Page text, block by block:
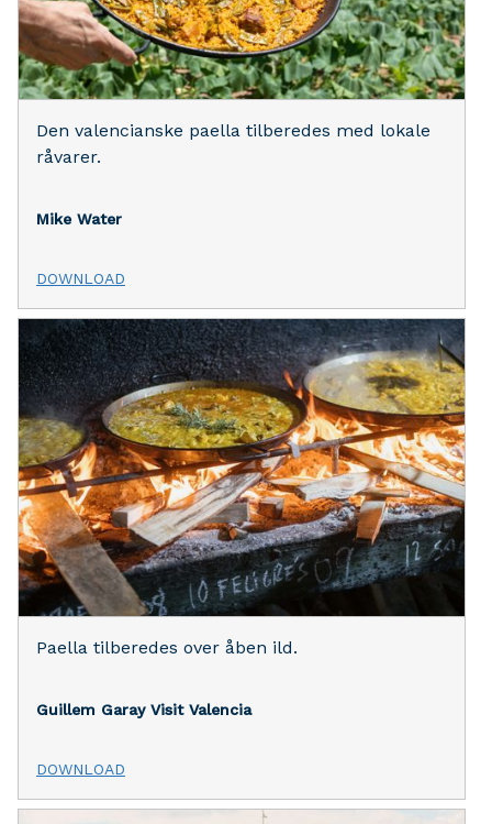
Den valencianske paella tilberedes med lokale
råvarer.
Mike Water
DOWNLOAD
Paella tilberedes over åben ild.
Guillem Garay Visit Valencia
DOWNLOAD